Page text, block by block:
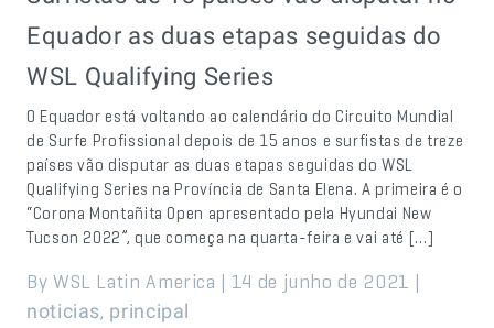
Equador as duas etapas seguidas do
WSL Qualifying Series
O Equador está voltando ao calendário do Circuito Mundial
de Surfe Profissional depois de 15 anos e surfistas de treze
países vão disputar as duas etapas seguidas do WSL
Qualifying Series na Província de Santa Elena. A primeira é o
“Corona Montañita Open apresentado pela Hyundai New
Tucson 2022”, que começa na quarta-feira e vai até […]
By WSL Latin America | 14 de junho de 2021 |
noticias, principal